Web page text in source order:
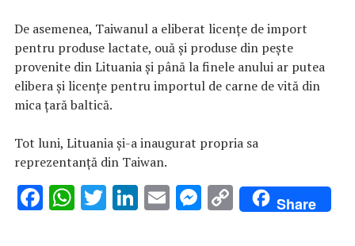
De asemenea, Taiwanul a eliberat licenţe de import
pentru produse lactate, ouă şi produse din peşte
provenite din Lituania şi până la finele anului ar putea
elibera şi licenţe pentru importul de carne de vită din
mica ţară baltică.
Tot luni, Lituania şi-a inaugurat propria sa
reprezentanţă din Taiwan.
F W T Li E M C
o
Share